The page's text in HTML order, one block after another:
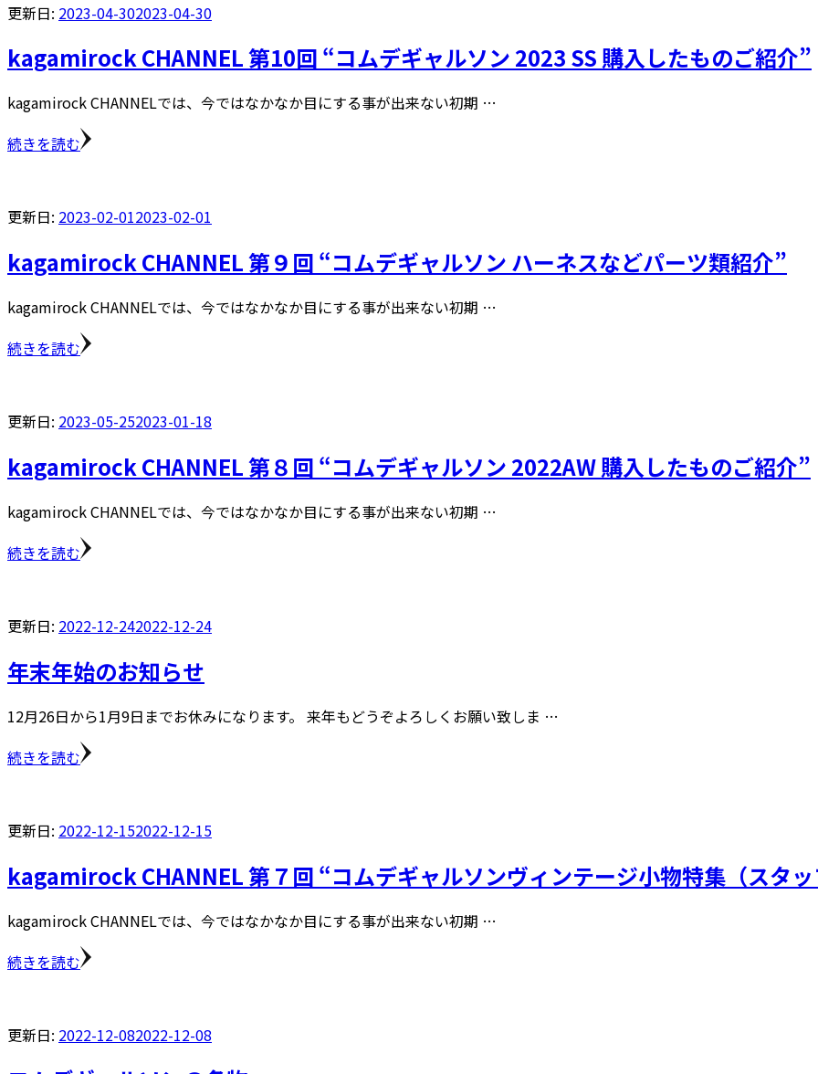
更新日: 2023-04-302023-04-30
kagamirock CHANNEL 第10回 “コムデギャルソン 2023 SS 購入したものご紹介”
kagamirock CHANNELでは、今ではなかなか目にする事が出来ない初期 …
続きを読む
更新日: 2023-02-012023-02-01
kagamirock CHANNEL 第９回 “コムデギャルソン ハーネスなどパーツ類紹介”
kagamirock CHANNELでは、今ではなかなか目にする事が出来ない初期 …
続きを読む
更新日: 2023-05-252023-01-18
kagamirock CHANNEL 第８回 “コムデギャルソン 2022AW 購入したものご紹介”
kagamirock CHANNELでは、今ではなかなか目にする事が出来ない初期 …
続きを読む
更新日: 2022-12-242022-12-24
年末年始のお知らせ
12月26日から1月9日までお休みになります。 来年もどうぞよろしくお願い致しま …
続きを読む
更新日: 2022-12-152022-12-15
kagamirock CHANNEL 第７回 “コムデギャルソンヴィンテージ小物特集（スタ
kagamirock CHANNELでは、今ではなかなか目にする事が出来ない初期 …
続きを読む
更新日: 2022-12-082022-12-08